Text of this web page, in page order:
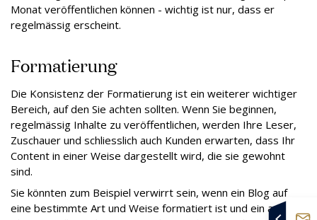
Monat veröffentlichen können - wichtig ist nur, dass er
regelmässig erscheint.
Formatierung
Die Konsistenz der Formatierung ist ein weiterer wichtiger
Bereich, auf den Sie achten sollten. Wenn Sie beginnen,
regelmässig Inhalte zu veröffentlichen, werden Ihre Leser,
Zuschauer und schliesslich auch Kunden erwarten, dass Ihr
Content in einer Weise dargestellt wird, die sie gewohnt
sind.
Sie könnten zum Beispiel verwirrt sein, wenn ein Blog auf
eine bestimmte Art und Weise formatiert ist und ein anderer